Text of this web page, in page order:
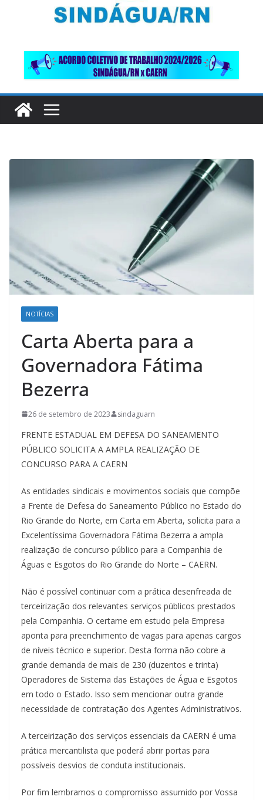
NOTÍCIAS
Carta Aberta para a
Governadora Fátima
Bezerra
26 de setembro de 2023 sindaguarn
FRENTE ESTADUAL EM DEFESA DO SANEAMENTO
PÚBLICO SOLICITA A AMPLA REALIZAÇÃO DE
CONCURSO PARA A CAERN
As entidades sindicais e movimentos sociais que compõe
a Frente de Defesa do Saneamento Público no Estado do
Rio Grande do Norte, em Carta em Aberta, solicita para a
Excelentíssima Governadora Fátima Bezerra a ampla
realização de concurso público para a Companhia de
Águas e Esgotos do Rio Grande do Norte – CAERN.
Não é possível continuar com a prática desenfreada de
terceirização dos relevantes serviços públicos prestados
pela Companhia. O certame em estudo pela Empresa
aponta para preenchimento de vagas para apenas cargos
de níveis técnico e superior. Desta forma não cobre a
grande demanda de mais de 230 (duzentos e trinta)
Operadores de Sistema das Estações de Água e Esgotos
em todo o Estado. Isso sem mencionar outra grande
necessidade de contratação dos Agentes Administrativos.
A terceirização dos serviços essenciais da CAERN é uma
prática mercantilista que poderá abrir portas para
possíveis desvios de conduta institucionais.
Por fim lembramos o compromisso assumido por Vossa